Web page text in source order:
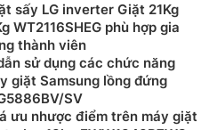
sấy LG inverter Giặt 21Kg
WT2116SHEG phù hợp gia
thành viên
sử dụng các chức năng
giặt Samsung lồng đứng
SV
ưu nhược điểm trên máy giặt